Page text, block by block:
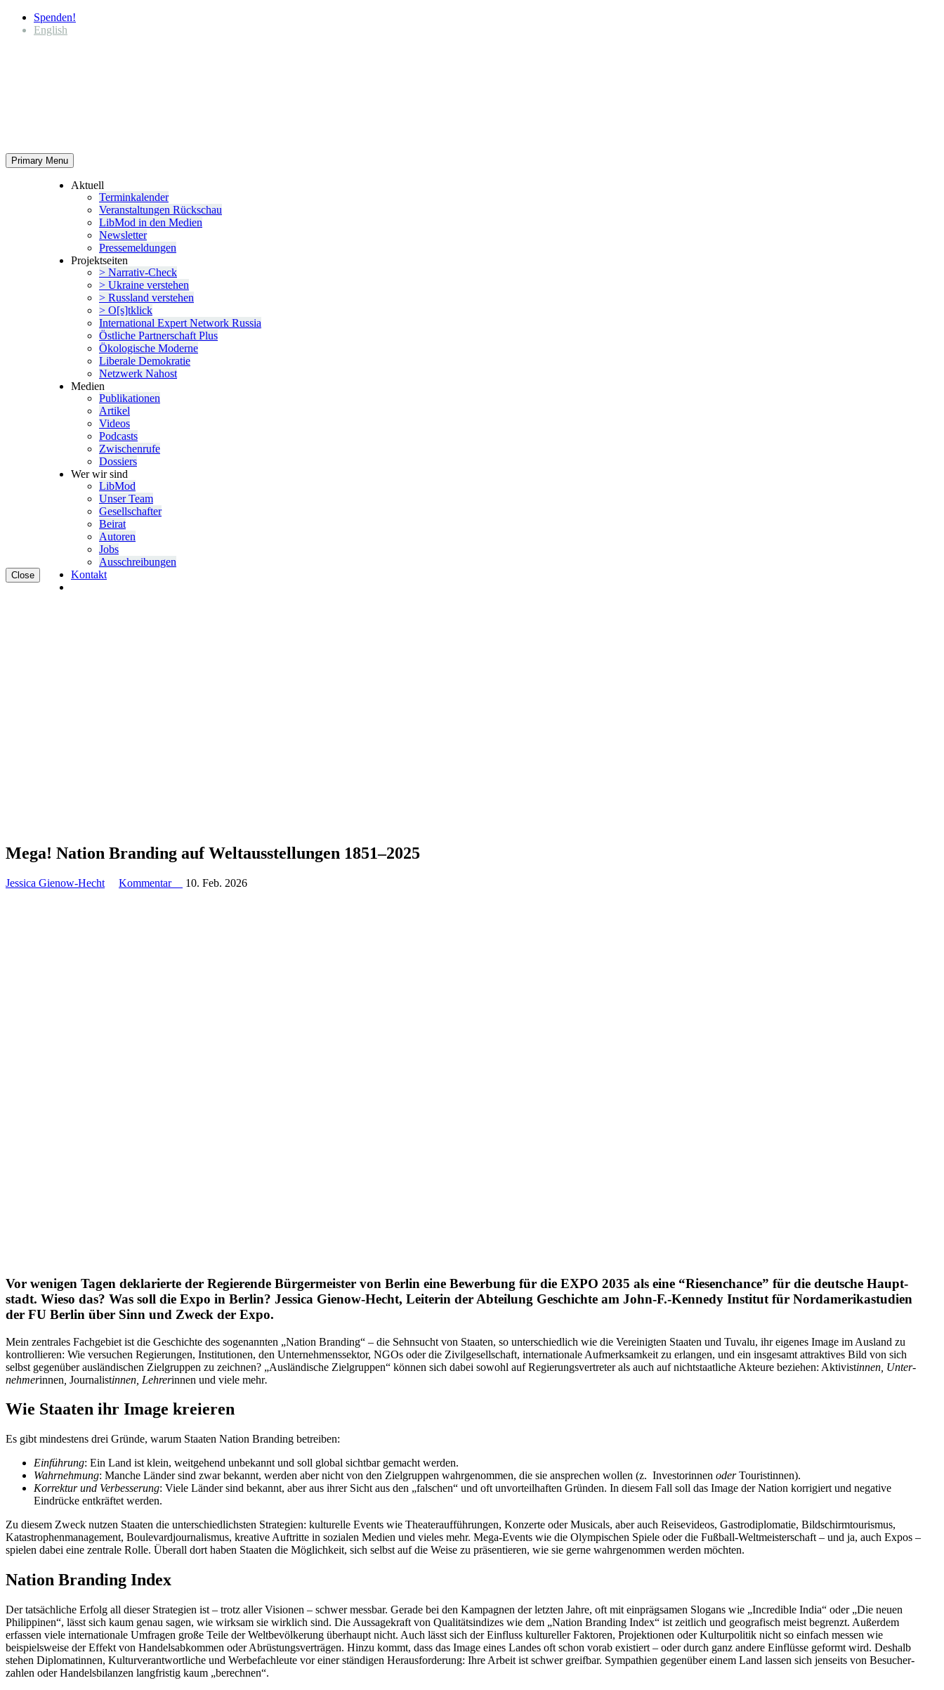
Spenden!
English
Primary Menu
Close
Aktuell
Termin­ka­lender
Veran­stal­tungen Rückschau
LibMod in den Medien
Newsletter
Presse­mel­dungen
Projekt­seiten
> Narrativ-Check
> Ukraine verstehen
> Russland verstehen
> O[s]tklick
Inter­na­tional Expert Network Russia
Östliche Partner­schaft Plus
Ökolo­gische Moderne
Liberale Demokratie
Netzwerk Nahost
Medien
Publi­ka­tionen
Artikel
Videos
Podcasts
Zwischenrufe
Dossiers
Wer wir sind
LibMod
Unser Team
Gesell­schafter
Beirat
Autoren
Jobs
Ausschrei­bungen
Kontakt
Mega! Nation Branding auf Weltaus­stel­lungen 1851–2025
Jessica Gienow-Hecht Kommentar 10. Feb. 2026
Vor wenigen Tagen dekla­rierte der Regie­rende Bürger­meister von Berlin eine Bewerbung für die EXPO 2035 als eine “Riesen­chance” für die deutsche Haupt­
stadt. Wieso das? Was soll die Expo in Berlin? Jessica Gienow-Hecht, Leiterin der Abteilung Geschichte am John‑F.-Kennedy Institut für Nordame­ri­ka­studien
der FU Berlin über Sinn und Zweck der Expo.
Mein zentrales Fachgebiet ist die Geschichte des sogenannten „Nation Branding“ – die Sehnsucht von Staaten, so unter­schiedlich wie die Verei­nigten Staaten und Tuvalu, ihr eigenes Image im Ausland zu
kontrol­lieren: Wie versuchen Regie­rungen, Insti­tu­tionen, den Unter­neh­mens­sektor, NGOs oder die Zivil­ge­sell­schaft, inter­na­tionale Aufmerk­samkeit zu erlangen, und ein insgesamt attrak­tives Bild von sich
selbst gegenüber auslän­di­schen Zielgruppen zu zeichnen? „Auslän­dische Zielgruppen“ können sich dabei sowohl auf Regie­rungs­ver­treter als auch auf nicht­staat­liche Akteure beziehen: Aktivistinnen, Unter­
nehmerinnen Journalistinnen, Lehrerinnen und viele mehr.
Wie Staaten ihr Image kreieren
Es gibt mindestens drei Gründe, warum Staaten Nation Branding betreiben:
Einführung: Ein Land ist klein, weitgehend unbekannt und soll global sichtbar gemacht werden.
Wahrnehmung: Manche Länder sind zwar bekannt, werden aber nicht von den Zielgruppen wahrge­nommen, die sie ansprechen wollen (z. Inves­to­rinnen oderTouris­tinnen).
Korrektur und Verbes­serung: Viele Länder sind bekannt, aber aus ihrer Sicht aus den „falschen“ und oft unvor­teil­haften Gründen. In diesem Fall soll das Image der Nation korri­giert und negative
Eindrücke entkräftet werden.
Zu diesem Zweck nutzen Staaten die unter­schied­lichsten Strategien: kultu­relle Events wie Theater­auf­füh­rungen, Konzerte oder Musicals, aber auch Reise­videos, Gastro­di­plo­matie, Bildschirm­tou­rismus,
Katastro­phen­ma­nagement, Boule­vard­jour­na­lismus, kreative Auftritte in sozialen Medien und vieles mehr. Mega-Events wie die Olympi­schen Spiele oder die Fußball-Weltmeis­ter­schaft – und ja, auch Expos –
spielen dabei eine zentrale Rolle. Überall dort haben Staaten die Möglichkeit, sich selbst auf die Weise zu präsen­tieren, wie sie gerne wahrge­nommen werden möchten.
Nation Branding Index
Der tatsäch­liche Erfolg all dieser Strategien ist – trotz aller Visionen – schwer messbar. Gerade bei den Kampagnen der letzten Jahre, oft mit einpräg­samen Slogans wie „Incre­dible India“ oder „Die neuen
Philip­pinen“, lässt sich kaum genau sagen, wie wirksam sie wirklich sind. Die Aussa­ge­kraft von Quali­täts­in­dizes wie dem „Nation Branding Index“ ist zeitlich und geogra­fisch meist begrenzt. Außerdem
erfassen viele inter­na­tionale Umfragen große Teile der Weltbe­völ­kerung überhaupt nicht. Auch lässt sich der Einfluss kultu­reller Faktoren, Projek­tionen oder Kultur­po­litik nicht so einfach messen wie
beispiels­weise der Effekt von Handels­ab­kommen oder Abrüs­tungs­ver­trägen. Hinzu kommt, dass das Image eines Landes oft schon vorab existiert – oder durch ganz andere Einflüsse geformt wird. Deshalb
stehen Diplo­ma­tinnen, Kultur­ver­ant­wort­liche und Werbe­fach­leute vor einer ständigen Heraus­for­derung: Ihre Arbeit ist schwer greifbar. Sympa­thien gegenüber einem Land lassen sich jenseits von Besucher­
zahlen oder Handels­bi­lanzen langfristig kaum „berechnen“.